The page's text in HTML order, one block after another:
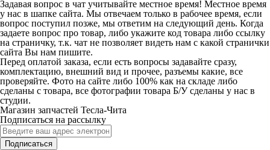
Задавая вопрос в чат учитывайте местное время! Местное время
у нас в шапке сайта. Мы отвечаем только в рабочее время, если
вопрос поступил позже, мы ответим на следующий день. Когда
задаете вопрос про товар, либо укажите код товара либо ссылку
на страничку, т.к. чат не позволяет видеть нам с какой странички
сайта Вы нам пишите.
Перед оплатой заказа, если есть вопросы задавайте сразу,
комплектацию, внешний вид и прочее, разъемы какие, все
проверяйте. Фото на сайте либо 100% как на складе либо
сделаны с товара, все фотографии товара Б/У сделаны у нас в
студии.
Магазин запчастей Тесла-Чита
Подписаться на рассылку
Подписаться